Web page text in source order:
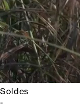
Soldes
-